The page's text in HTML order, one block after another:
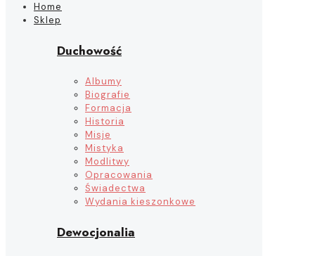
Home
Sklep
Duchowość
Albumy
Biografie
Formacja
Historia
Misje
Mistyka
Modlitwy
Opracowania
Świadectwa
Wydania kieszonkowe
Dewocjonalia